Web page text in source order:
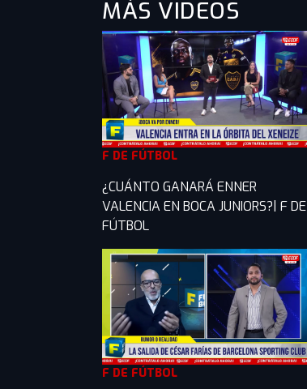
MÁS VIDEOS
F DE FÚTBOL
¿CUÁNTO GANARÁ ENNER
VALENCIA EN BOCA JUNIORS?| F DE
FÚTBOL
F DE FÚTBOL